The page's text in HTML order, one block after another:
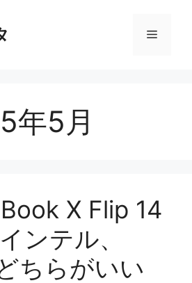
メ
年5月
X Flip 14
ンテル、
ちらがいい